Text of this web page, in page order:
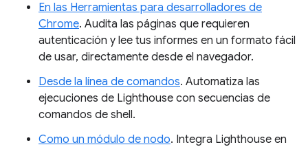
En las Herramientas para desarrolladores de
Chrome. Audita las páginas que requieren
autenticación y lee tus informes en un formato fácil
de usar, directamente desde el navegador.
Desde la línea de comandos. Automatiza las
ejecuciones de Lighthouse con secuencias de
comandos de shell.
Como un módulo de nodo. Integra Lighthouse en